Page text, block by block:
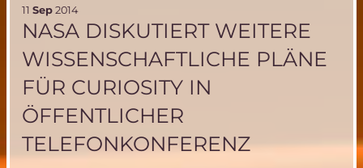
und
dem
Rover
in
11 Sep 2014
NASA DISKUTIERT WEITERE
WISSENSCHAFTLICHE PLÄNE
FÜR CURIOSITY IN
ÖFFENTLICHER
TELEFONKONFERENZ